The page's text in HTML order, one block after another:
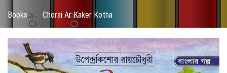
Books / Chorai Ar Kaker Kotha